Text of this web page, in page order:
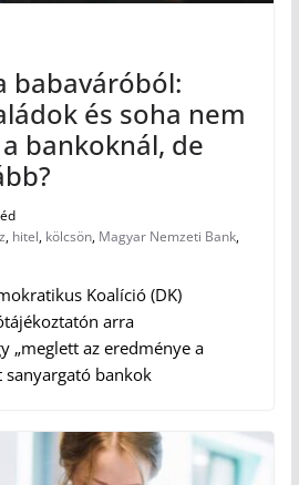
babaváróból:
és soha nem
bankoknál, de
, hitel, kölcsön, Magyar Nemzeti Bank,
Koalíció (DK)
arra
„meglett az eredménye a
sanyargató bankok